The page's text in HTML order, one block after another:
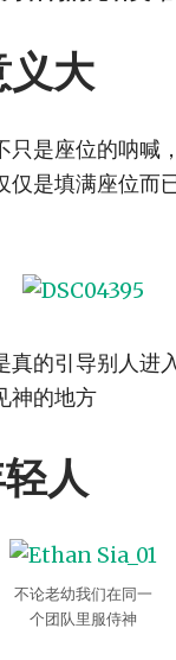
义大
只是座位的呐喊
仅是填满座位而
的引导别人进
神的地方
人
不论老幼我们在同一
个团队里服侍神